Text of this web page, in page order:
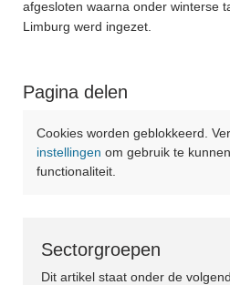
afgesloten waarna onder winterse
Limburg werd ingezet.
Pagina delen
Cookies worden geblokkeerd.
instellingen om gebruik te
functionaliteit.
Sectorgroepen
Dit artikel staat onder de